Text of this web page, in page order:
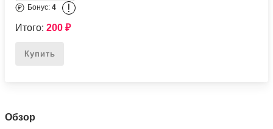
Бонус:4 !
Итого:200₽
Купить
Обзор